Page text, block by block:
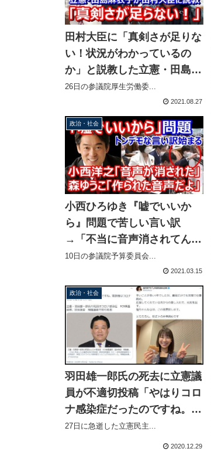
田村大臣に「真剣さが足りな
い！状況がわかっているの
か」と説教した立憲・田島麻
衣子さんの真剣なインスタ投
26日の参議院厚生労働委...
2021.08.27
政治・社会
小西ひろゆき『嘘でいいか
ら』問題で苦しい言い訳
→「不当に音声消されてんだ
よ」森ゆうこ「ディープフェ
イク、作られた音声だよ」言
及した維新・梅村みずほ議員
を恫喝
10日の参議院予算委員会...
2021.03.15
政治・社会
羽田雄一郎氏の死去に立憲議
員が不適切投稿「やはりコロ
ナ感染症だったのですね。菅
政権はコロナを甘く見すぎ」
「笑顔で仕事納め」どら焼き
27日に急逝した立憲民主...
2020.12.29